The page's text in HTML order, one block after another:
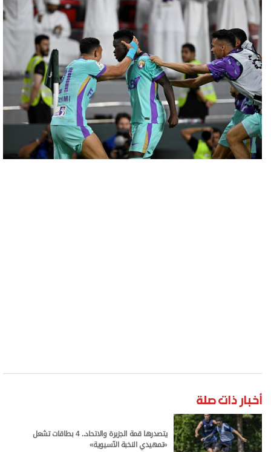
أخبار ذات صلة
يتصدرها قمة الجزيرة والاتحاد.. 4 بطاقات تشعل
«تمهيدي النخبة الآسيوية»